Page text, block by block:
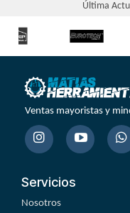
Última
Ventas mayoristas y
Servicios
Nosotros